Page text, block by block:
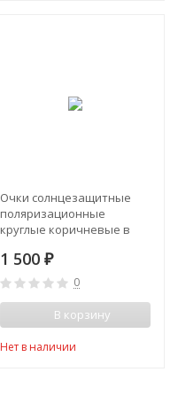
Очки солнцезащитные
поляризационные
круглые коричневые в
(Матрикс) с минишорами
1 500 ₽
0
В корзину
Нет в наличии